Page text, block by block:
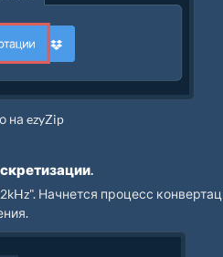
на ezyZip
Начнется процесс